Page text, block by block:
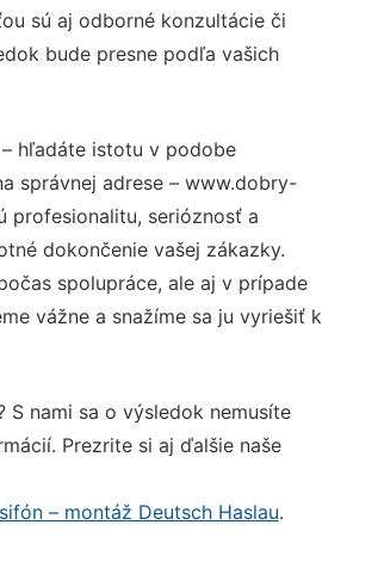
sú aj odborné konzultácie či
bude presne podľa vašich
– hľadáte istotu v podobe
správnej adrese – www.dobry-
profesionalitu, serióznosť a
dokončenie vašej zákazky.
spolupráce, ale aj v prípade
vážne a snažíme sa ju vyriešiť k
S nami sa o výsledok nemusíte
Prezrite si aj ďalšie naše
– montáž Deutsch Haslau.